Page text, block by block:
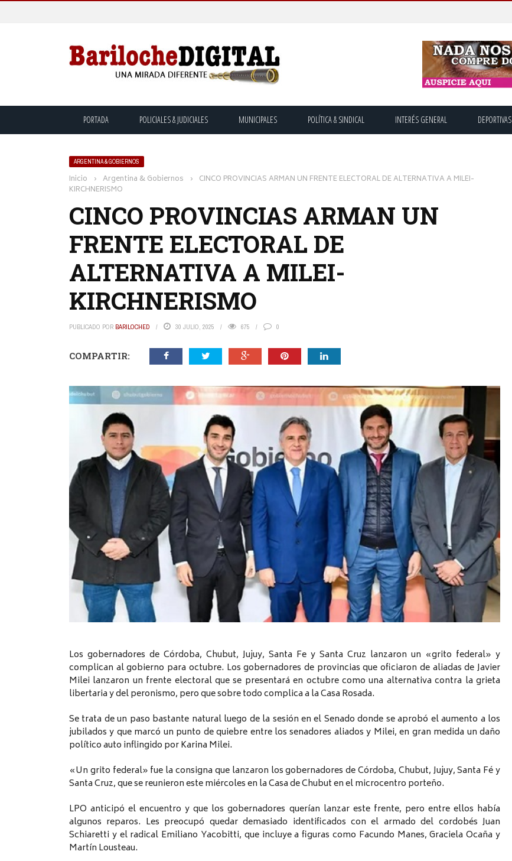
PORTADA POLICIALES & JUDICIALES MUNICIPALES POLÍTICA & SINDICAL INTERÉS GENERAL DEPORTIVAS
ARGENTINA & GOBIERNOS
Inicio › Argentina & Gobiernos › CINCO PROVINCIAS ARMAN UN FRENTE ELECTORAL DE ALTERNATIVA A MILEI-
KIRCHNERISMO
CINCO PROVINCIAS ARMAN UN
FRENTE ELECTORAL DE
ALTERNATIVA A MILEI-
KIRCHNERISMO
PUBLICADO POR BARILOCHED 30 JULIO, 2025 675 0
COMPARTIR:
Los gobernadores de Córdoba, Chubut, Jujuy, Santa Fe y Santa Cruz lanzaron un «grito federal» y
complican al gobierno para octubre. Los gobernadores de provincias que oficiaron de aliadas de Javier
Milei lanzaron un frente electoral que se presentará en octubre como una alternativa contra la grieta
libertaria y del peronismo, pero que sobre todo complica a la Casa Rosada.
Se trata de un paso bastante natural luego de la sesión en el Senado donde se aprobó el aumento a los
jubilados y que marcó un punto de quiebre entre los senadores aliados y Milei, en gran medida un daño
político auto inflingido por Karina Milei.
«Un grito federal» fue la consigna que lanzaron los gobernadores de Córdoba, Chubut, Jujuy, Santa Fé y
Santa Cruz, que se reunieron este miércoles en la Casa de Chubut en el microcentro porteño.
LPO anticipó el encuentro y que los gobernadores querían lanzar este frente, pero entre ellos había
algunos reparos. Les preocupó quedar demasiado identificados con el armado del cordobés Juan
Schiaretti y el radical Emiliano Yacobitti, que incluye a figuras como Facundo Manes, Graciela Ocaña y
Martín Lousteau.